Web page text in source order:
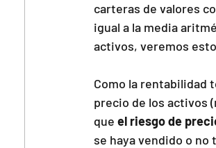
carteras de valores
igual a la media
activos, veremos
Como la rentabilidad
precio de los activos
que el riesgo de
se haya vendido o